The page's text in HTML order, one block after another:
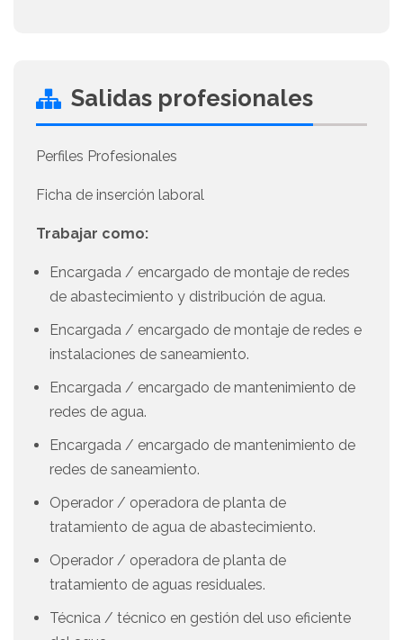
Salidas profesionales
Perfiles Profesionales
Ficha de inserción laboral
Trabajar como:
Encargada / encargado de montaje de redes
de abastecimiento y distribución de agua.
Encargada / encargado de montaje de redes e
instalaciones de saneamiento.
Encargada / encargado de mantenimiento de
redes de agua.
Encargada / encargado de mantenimiento de
redes de saneamiento.
Operador / operadora de planta de
tratamiento de agua de abastecimiento.
Operador / operadora de planta de
tratamiento de aguas residuales.
Técnica / técnico en gestión del uso eficiente